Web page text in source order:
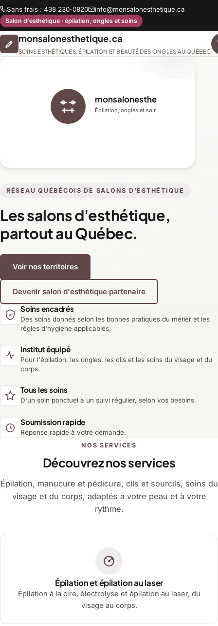
Sans frais : 438 230-0820 info@monsalonesthetique.ca
Salon d'esthétique · épilation, ongles et soins
monsalonesthetique.ca
SOINS ESTHÉTIQUES, ÉPILATION ET BEAUTÉ DES ONGLES AU QUÉBEC
RÉSEAU QUÉBÉCOIS DE SALONS D'ESTHÉTIQUE
Les salons d'esthétique,
partout au Québec.
Voir nos territoires
Devenir salon d'esthétique partenaire
monsalonesthetique.ca
Épilation, ongles et soins du visage
Soins encadrés
Des soins donnés selon les bonnes pratiques du métier et les
règles d'hygiène applicables.
Institut équipé
Pour l'épilation, les ongles, les cils et les soins du visage et du
corps.
Tous les soins
D'un soin ponctuel à un suivi régulier, selon vos besoins.
Soumission rapide
Réponse rapide à votre demande.
NOS SERVICES
Découvrez nos services
Épilation, manucure et pédicure, cils et sourcils, soins du
visage et du corps, adaptés à votre peau et à votre
rythme.
Épilation et épilation au laser
Épilation à la cire, électrolyse et épilation au laser, du
visage au corps.